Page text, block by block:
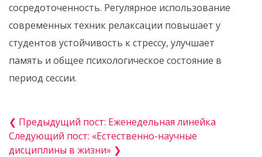
сосредоточенность. Регулярное использование
современных техник релаксации повышает у
студентов устойчивость к стрессу, улучшает
память и общее психологическое состояние в
период сессии.
❮ Предыдущий пост: Еженедельная линейка
Следующий пост: «Естественно-научные
дисциплины в жизни» ❯